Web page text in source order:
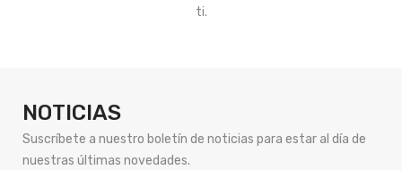
ti.
NOTICIAS
Suscríbete a nuestro boletín de noticias para estar al día de
nuestras últimas novedades.